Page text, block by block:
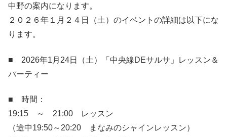
中野の案内になります。
２０２６年１月２４日（土）のイベントの詳細は以下にな
ります。
■ 2026年1月24日（土）「中央線DEサルサ」レッスン＆
パーティー
■ 時間：
19:15 ～ 21:00 レッスン
（途中19:50～20:20 まなみのシャインレッスン）